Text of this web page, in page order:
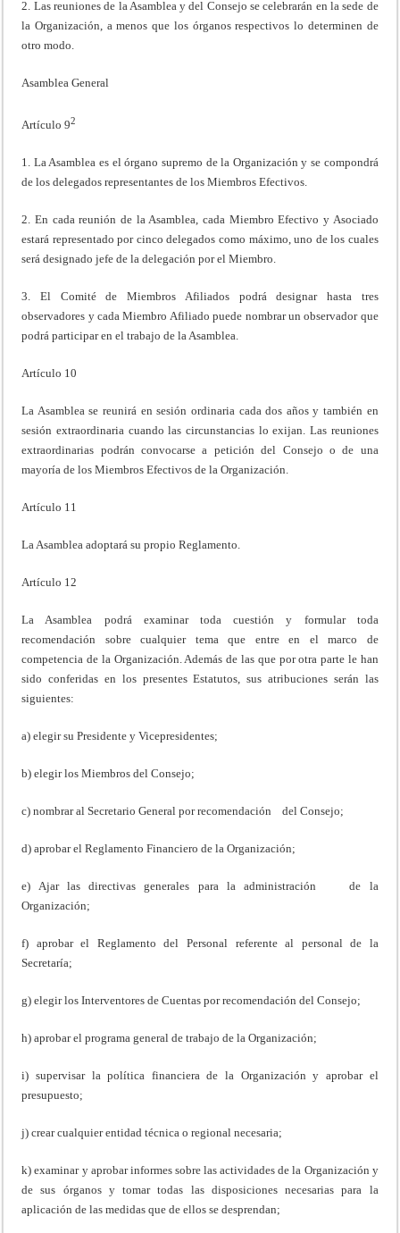
2. Las reuniones de la Asamblea y del Consejo se celebrarán en la sede de
la Organización, a menos que los órganos respectivos lo determinen de
otro modo.
Asamblea General
Artículo 92
1. La Asamblea es el órgano supremo de la Organización y se compondrá
de los delegados representantes de los Miembros Efectivos.
2. En cada reunión de la Asamblea, cada Miembro Efectivo y Asociado
estará representado por cinco delegados como máximo, uno de los cuales
será designado jefe de la delegación por el Miembro.
3. El Comité de Miembros Afiliados podrá designar hasta tres
observadores y cada Miembro Afiliado puede nombrar un observador que
podrá participar en el trabajo de la Asamblea.
Artículo 10
La Asamblea se reunirá en sesión ordinaria cada dos años y también en
sesión extraordinaria cuando las circunstancias lo exijan. Las reuniones
extraordinarias podrán convocarse a petición del Consejo o de una
mayoría de los Miembros Efectivos de la Organización.
Artículo 11
La Asamblea adoptará su propio Reglamento.
Artículo 12
La Asamblea podrá examinar toda cuestión y formular toda
recomendación sobre cualquier tema que entre en el marco de
competencia de la Organización. Además de las que por otra parte le han
sido conferidas en los presentes Estatutos, sus atribuciones serán las
siguientes:
a) elegir su Presidente y Vicepresidentes;
b) elegir los Miembros del Consejo;
c) nombrar al Secretario General por recomendación del Consejo;
d) aprobar el Reglamento Financiero de la Organización;
e) Ajar las directivas generales para la administración de la
Organización;
f) aprobar el Reglamento del Personal referente al personal de la
Secretaría;
g) elegir los Interventores de Cuentas por recomendación del Consejo;
h) aprobar el programa general de trabajo de la Organización;
i) supervisar la política financiera de la Organización y aprobar el
presupuesto;
j) crear cualquier entidad técnica o regional necesaria;
k) examinar y aprobar informes sobre las actividades de la Organización y
de sus órganos y tomar todas las disposiciones necesarias para la
aplicación de las medidas que de ellos se desprendan;